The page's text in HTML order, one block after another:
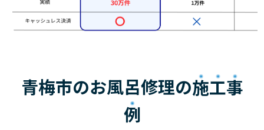
青梅市のお風呂修理の施工事
例